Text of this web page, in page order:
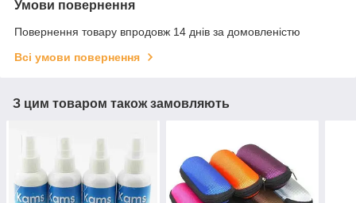
Умови повернення
Повернення товару впродовж 14 днів за домовленістю
Всі умови повернення
З цим товаром також замовляють